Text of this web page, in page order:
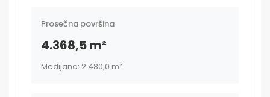
Prosečna površina
4.368,5 m²
Medijana: 2.480,0 m²